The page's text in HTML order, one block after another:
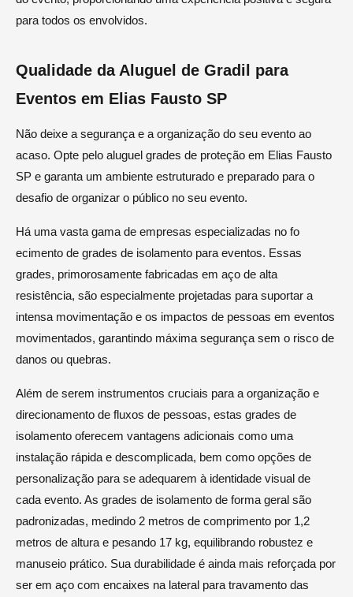
para todos os envolvidos.
Qualidade da Aluguel de Gradil para
Eventos em Elias Fausto SP
Não deixe a segurança e a organização do seu evento ao
acaso. Opte pelo aluguel grades de proteção em Elias Fausto
SP e garanta um ambiente estruturado e preparado para o
desafio de organizar o público no seu evento.
Há uma vasta gama de empresas especializadas no fo
ecimento de grades de isolamento para eventos. Essas
grades, primorosamente fabricadas em aço de alta
resistência, são especialmente projetadas para suportar a
intensa movimentação e os impactos de pessoas em eventos
movimentados, garantindo máxima segurança sem o risco de
danos ou quebras.
Além de serem instrumentos cruciais para a organização e
direcionamento de fluxos de pessoas, estas grades de
isolamento oferecem vantagens adicionais como uma
instalação rápida e descomplicada, bem como opções de
personalização para se adequarem à identidade visual de
cada evento. As grades de isolamento de forma geral são
padronizadas, medindo 2 metros de comprimento por 1,2
metros de altura e pesando 17 kg, equilibrando robustez e
manuseio prático. Sua durabilidade é ainda mais reforçada por
ser em aço com encaixes na lateral para travamento das